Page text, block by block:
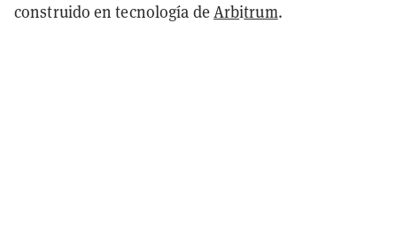
construido en tecnología de Arbitrum.